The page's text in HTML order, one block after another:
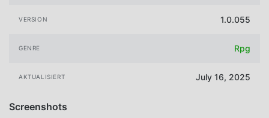
VERSION 1.0.055
GENRE Rpg
AKTUALISIERT July 16, 2025
Screenshots